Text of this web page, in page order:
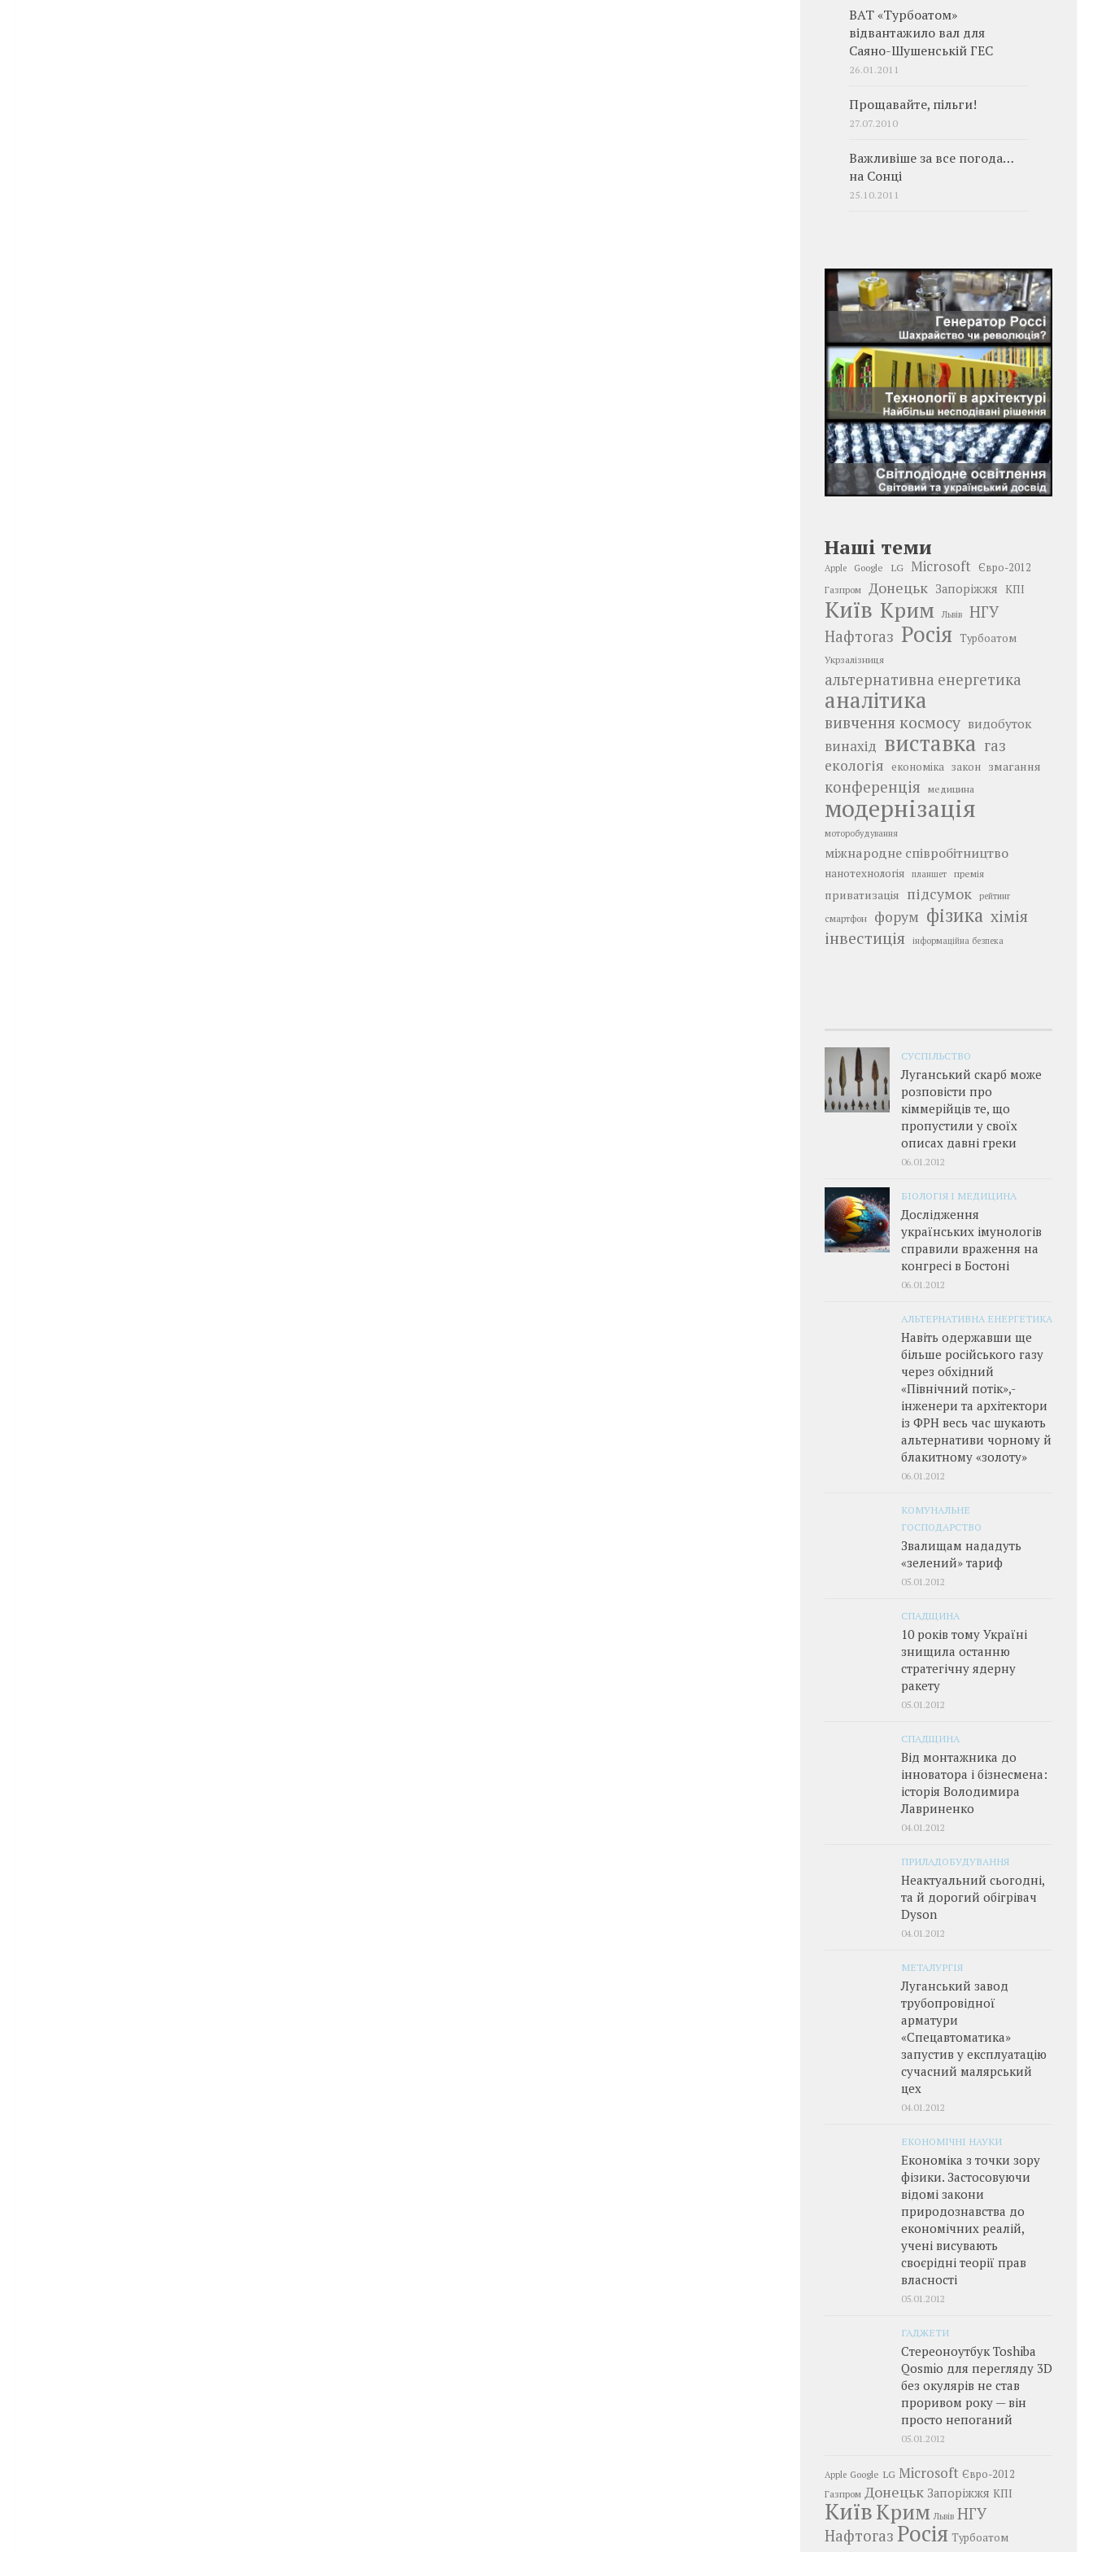
ВАТ «Турбоатом»
відвантажило вал для
Саяно-Шушенській ГЕС
26.01.2011
Прощавайте, пільги!
27.07.2010
Важливіше за все погода…
на Сонці
25.10.2011
Наші теми
Apple Google LG Microsoft Євро-2012
Газпром Донецьк Запоріжжя КПІ
Київ Крим Львів
НГУ
Нафтогаз Росія Турбоатом
Укрзалізниця
альтернативна енергетика
аналітика
вивчення космосу видобуток
винахід виставка газ
екологія економіка закон змагання
конференція медицина
модернізація
моторобудування
міжнародне співробітництво
нанотехнологія планшет премія
приватизація підсумок рейтинг
смартфон форум фізика хімія
інвестиція інформаційна безпека
СУСПІЛЬСТВО
Луганський скарб може
розповісти про
кіммерійців те, що
пропустили у своїх
описах давні греки
06.01.2012
БІОЛОГІЯ І МЕДИЦИНА
Дослідження
українських імунологів
справили враження на
конгресі в Бостоні
06.01.2012
АЛЬТЕРНАТИВНА ЕНЕРГЕТИКА
Навіть одержавши ще
більше російського газу
через обхідний
«Північний потік»,­
інженери та архітектори
із ФРН весь час шукають
альтернативи чорному й
блакитному «золоту»
06.01.2012
КОМУНАЛЬНЕ
ГОСПОДАРСТВО
Звалищам нададуть
«зелений» тариф
05.01.2012
СПАДЩИНА
10 років тому Україні
знищила останню
стратегічну ядерну
ракету
05.01.2012
СПАДЩИНА
Від монтажника до
інноватора і бізнесмена:
історія Володимира
Лавриненко
04.01.2012
ПРИЛАДОБУДУВАННЯ
Неактуальний сьогодні,
та й дорогий обігрівач
Dyson
04.01.2012
МЕТАЛУРГІЯ
Луганський завод
трубопровідної
арматури
«Спецавтоматика»
запустив у експлуатацію
сучасний малярський
цех
04.01.2012
ЕКОНОМІЧНІ НАУКИ
Економіка з точки зору
фізики. Застосовуючи
відомі закони
природознавства до
економічних реалій,
учені висувають
своєрідні теорії прав
власності
05.01.2012
ГАДЖЕТИ
Стереоноутбук Toshiba
Qosmio для перегляду 3D
без окулярів не став
проривом року — він
просто непоганий
05.01.2012
Apple Google LG Microsoft Євро-2012
Газпром Донецьк Запоріжжя КПІ
КиївКрим Львів НГУ
Нафтогаз Росія Турбоатом